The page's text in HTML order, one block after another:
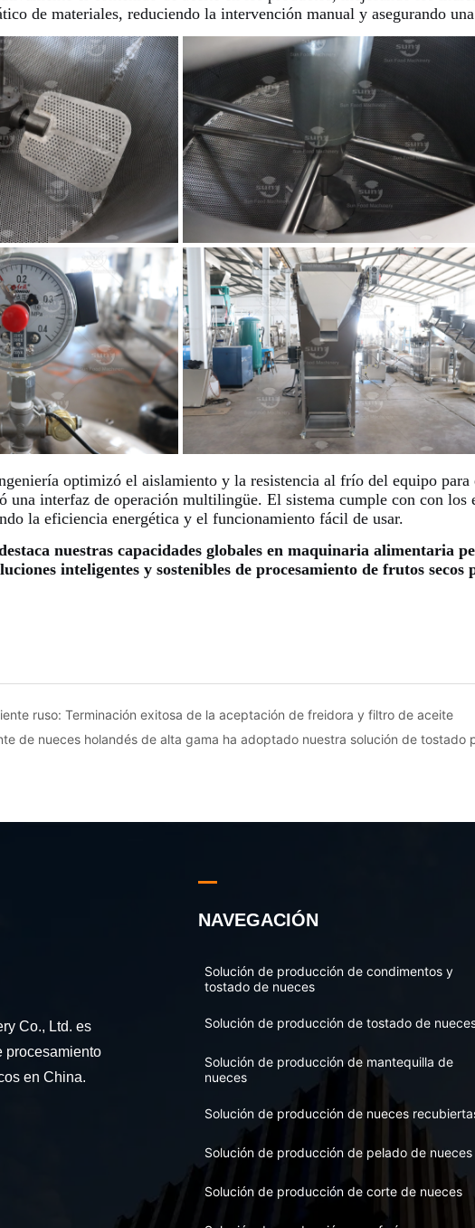
ruso: Terminación exitosa de la aceptación de freidora y filtro de aceite
de nueces holandés de alta gama ha adoptado nuestra solución de tostado
Co., Ltd. es
procesamiento
en China.
NAVEGACIÓN
Solución de producción de condimentos y
tostado de nueces
Solución de producción de tostado de
Solución de producción de mantequilla de
nueces
Solución de producción de nueces
Solución de producción de pelado de nueces
Solución de producción de corte de nueces